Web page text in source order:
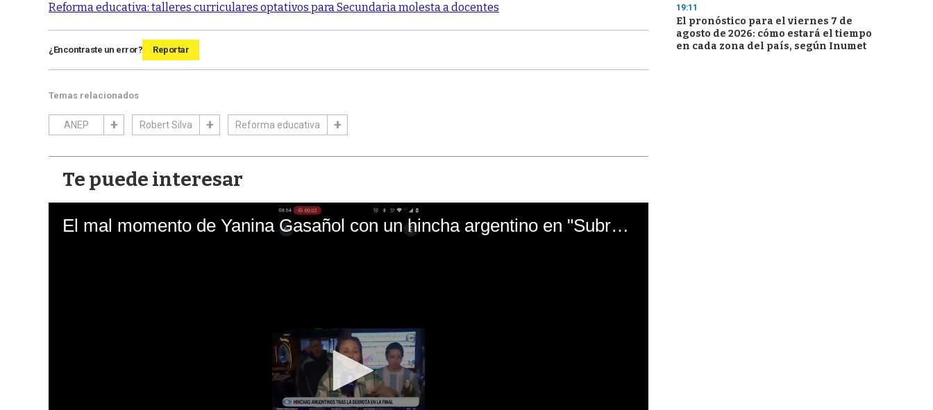
Reforma educativa: talleres curriculares optativos para Secundaria molesta a docentes
¿Encontraste un error? Reportar
Temas relacionados
ANEP Robert Silva Reforma educativa
Te puede interesar
El mal momento de Yanina Gasañol con un hincha argentino en "Subrayado"
19:11
El pronóstico para el viernes 7 de
agosto de 2026: cómo estará el tiempo
en cada zona del país, según Inumet